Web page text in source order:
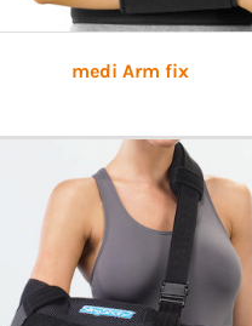
medi Arm fix